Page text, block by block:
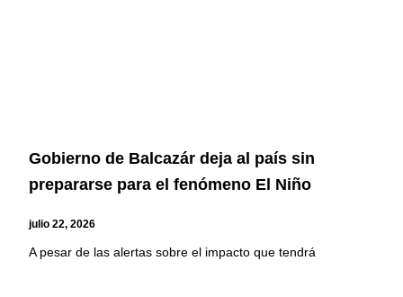
Gobierno de Balcazár deja al país sin
prepararse para el fenómeno El Niño
julio 22, 2026
A pesar de las alertas sobre el impacto que tendrá